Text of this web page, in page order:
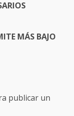
MÁS BAJO
publicar un